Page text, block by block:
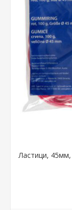
Ластици,